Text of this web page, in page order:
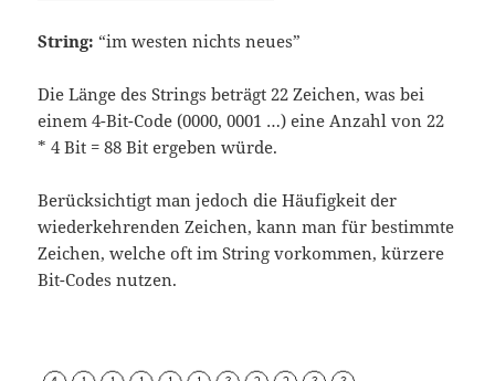
String: “im westen nichts neues”
Die Länge des Strings beträgt 22 Zeichen, was bei
einem 4-Bit-Code (0000, 0001 …) eine Anzahl von 22
* 4 Bit = 88 Bit ergeben würde.
Berücksichtigt man jedoch die Häufigkeit der
wiederkehrenden Zeichen, kann man für bestimmte
Zeichen, welche oft im String vorkommen, kürzere
Bit-Codes nutzen.